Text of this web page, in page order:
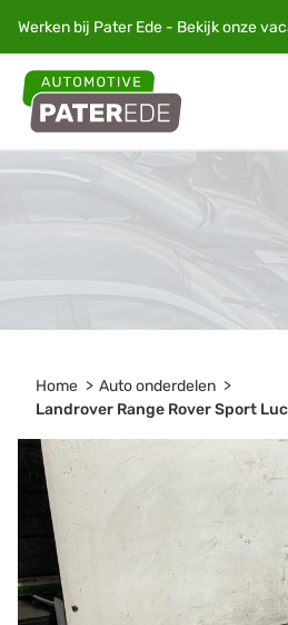
Werken bij Pater Ede - Bekijk onze
Home
Auto onderdelen
Landrover Range Rover Sport